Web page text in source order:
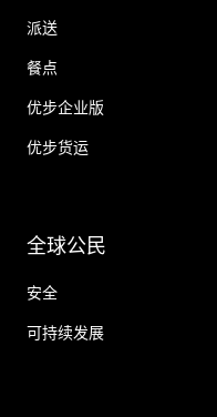
派送
餐点
优步企业版
优步货运
全球公民
安全
可持续发展